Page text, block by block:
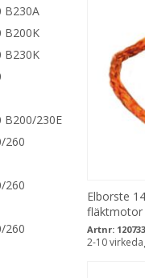
B230A
B200K
B230K
B200/230E
260
260
260
Elborste
fläktmotor
Artnr:
2-10